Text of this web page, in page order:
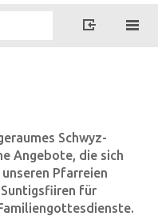
Schwyz-
Angebote, die sich
Pfarreien
für